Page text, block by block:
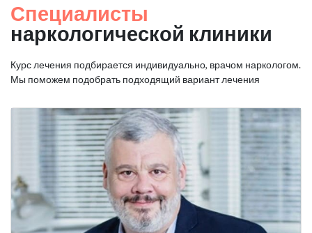
Специалисты
наркологической клиники
Курс лечения подбирается индивидуально, врачом наркологом.
Мы поможем подобрать подходящий вариант лечения